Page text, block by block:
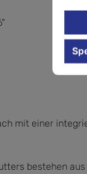
mit einer
bestehen